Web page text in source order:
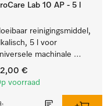
Lab 10 AP - 5 l
reinigingsmiddel,
5 l voor
machinale
van
en -
€
voorraad